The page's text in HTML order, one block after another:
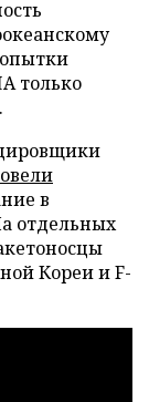
только
в
отдельных
Кореи и F-